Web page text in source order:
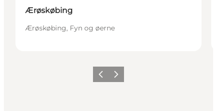
Ærøskøbing
Ærøskøbing, Fyn og øerne
ForrigeNæste